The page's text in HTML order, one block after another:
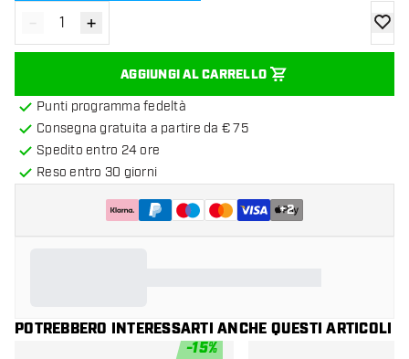
Diminuisci quantità
- Aumenta quantità
+
AGGIUNGI AL CARRELLO
Punti programma fedeltà
Consegna gratuita a partire da € 75
Spedito entro 24 ore
Reso entro 30 giorni
+2
POTREBBERO INTERESSARTI ANCHE QUESTI ARTICOLI
-15%